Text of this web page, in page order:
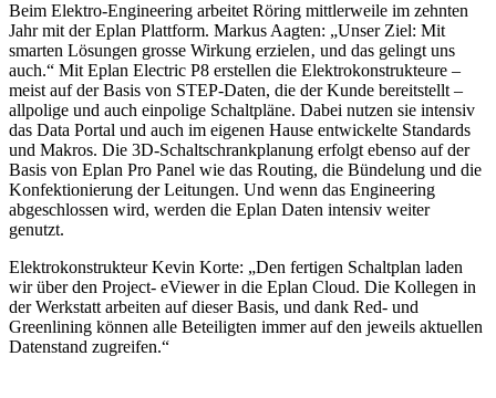
Beim Elektro-Engineering arbeitet Röring mittlerweile im zehnten
Jahr mit der Eplan Plattform. Markus Aagten: „Unser Ziel: Mit
smarten Lösungen grosse Wirkung erzielen‚ und das gelingt uns
auch.“ Mit Eplan Electric P8 erstellen die Elektrokonstrukteure –
meist auf der Basis von STEP-Daten, die der Kunde bereitstellt –
allpolige und auch einpolige Schaltpläne. Dabei nutzen sie intensiv
das Data Portal und auch im eigenen Hause entwickelte Standards
und Makros. Die 3D-Schaltschrankplanung erfolgt ebenso auf der
Basis von Eplan Pro Panel wie das Routing, die Bündelung und die
Konfektionierung der Leitungen. Und wenn das Engineering
abgeschlossen wird, werden die Eplan Daten intensiv weiter
genutzt.
Elektrokonstrukteur Kevin Korte: „Den fertigen Schaltplan laden
wir über den Project- eViewer in die Eplan Cloud. Die Kollegen in
der Werkstatt arbeiten auf dieser Basis, und dank Red- und
Greenlining können alle Beteiligten immer auf den jeweils aktuellen
Datenstand zugreifen.“